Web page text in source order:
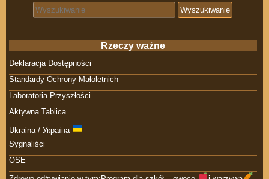
Search for:
Rzeczy ważne
Deklaracja Dostępności
Standardy Ochrony Małoletnich
Laboratoria Przyszłości.
Aktywna Tablica
Ukraina / Україна
Sygnaliści
OSE